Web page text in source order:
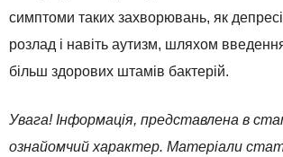
симптоми таких захворювань, як
розлад і навіть аутизм, шляхом
більш здорових штамів бактерій.
Увага! Інформація, представлена в
ознайомчий характер. Матеріали